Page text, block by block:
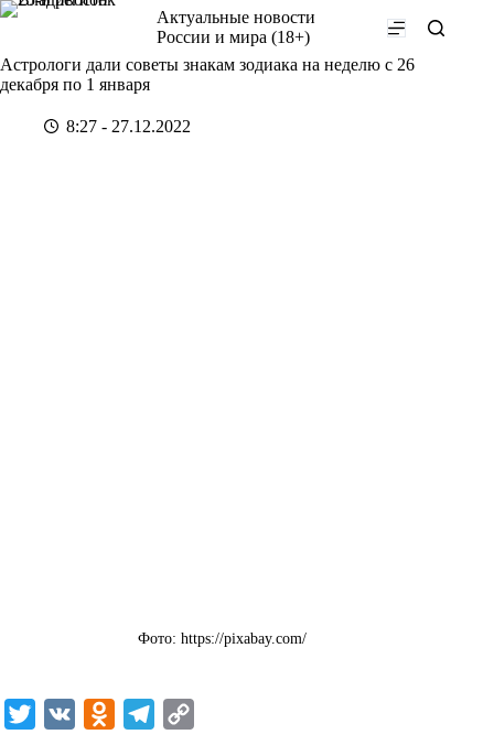
Перейти
Актуальные новости
России и мира (18+)
Астрологи дали советы знакам зодиака на неделю с 26
декабря по 1 января
8:27 - 27.12.2022
Фото: https://pixabay.com/